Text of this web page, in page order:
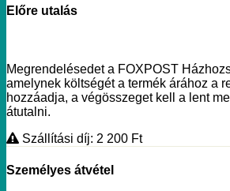
Előre utalás
Megrendelésedet a FOXPOST
amelynek költségét a termék árához a
hozzáadja, a végösszeget kell a lent
átutalni.
Szállítási díj: 2 200 Ft
Személyes átvétel